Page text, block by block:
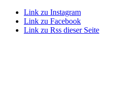
Link zu Instagram
Link zu Facebook
Link zu Rss dieser Seite